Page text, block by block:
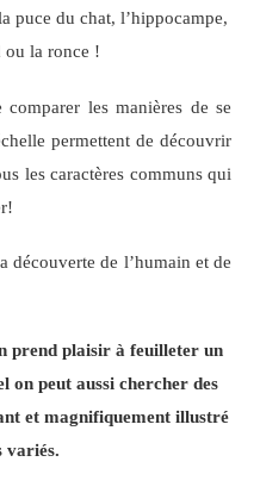
puce du chat, l’hippocampe,
ou la ronce !
les manières de se
permettent de découvrir
les caractères communs qui
découverte de l’humain et de
prend plaisir à feuilleter un
on peut aussi chercher des
et magnifiquement illustré
variés.